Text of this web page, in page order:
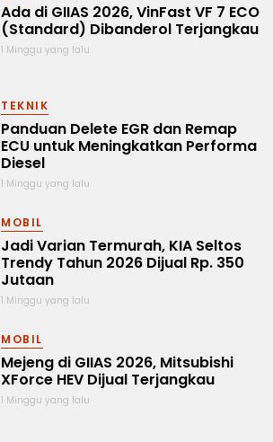
Ada di GIIAS 2026, VinFast VF 7 ECO
(Standard) Dibanderol Terjangkau
1 Minggu yang lalu
TEKNIK
Panduan Delete EGR dan Remap
ECU untuk Meningkatkan Performa
Diesel
1 Minggu yang lalu
MOBIL
Jadi Varian Termurah, KIA Seltos
Trendy Tahun 2026 Dijual Rp. 350
Jutaan
1 Minggu yang lalu
MOBIL
Mejeng di GIIAS 2026, Mitsubishi
XForce HEV Dijual Terjangkau
1 Minggu yang lalu